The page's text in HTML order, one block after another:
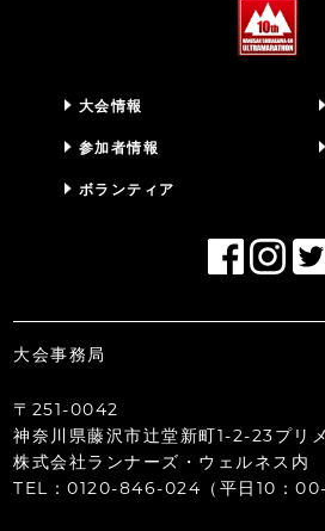
大会情報
参加者情報
ボランティア
大会事務局
〒251-0042
神奈川県藤沢市辻堂新町1-2-23プリ
株式会社ランナーズ・ウェルネス内
TEL：0120-846-024（平日10：00-